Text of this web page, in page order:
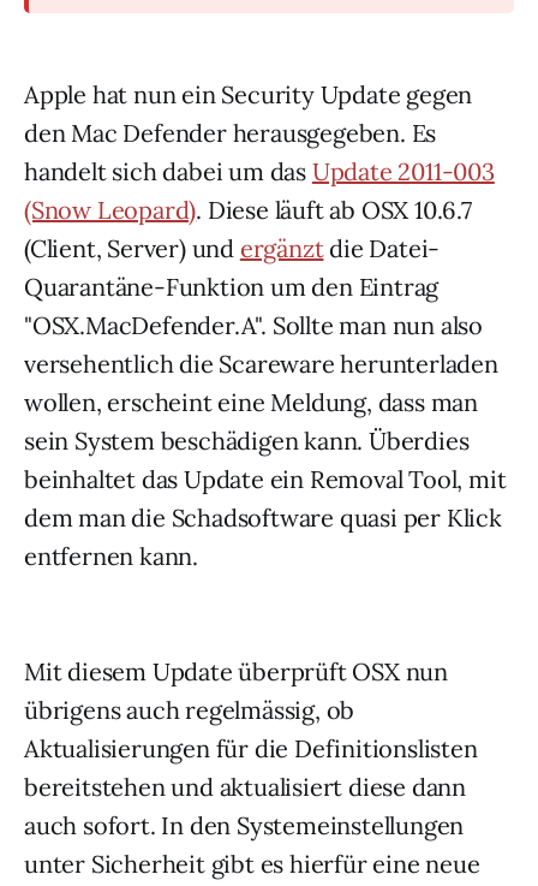
Apple hat nun ein Security Update gegen
den Mac Defender herausgegeben. Es
handelt sich dabei um das Update 2011-003
(Snow Leopard). Diese läuft ab OSX 10.6.7
(Client, Server) und ergänztdie Datei-
Quarantäne-Funktion um den Eintrag
"OSX.MacDefender.A". Sollte man nun also
versehentlich die Scareware herunterladen
wollen, erscheint eine Meldung, dass man
sein System beschädigen kann. Überdies
beinhaltet das Update ein Removal Tool, mit
dem man die Schadsoftware quasi per Klick
entfernen kann.
Mit diesem Update überprüft OSX nun
übrigens auch regelmässig, ob
Aktualisierungen für die Definitionslisten
bereitstehen und aktualisiert diese dann
auch sofort. In den Systemeinstellungen
unter Sicherheit gibt es hierfür eine neue